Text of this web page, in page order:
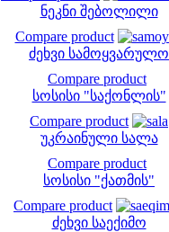
ნეკნი შებოლილი
Compare product
ძეხვი სამოყვარულო
Compare product
სოსისი "საქონლის"
Compare product
უკრაინული სალა
Compare product
სოსისი "ქათმის"
Compare product
ძეხვი საექიმო